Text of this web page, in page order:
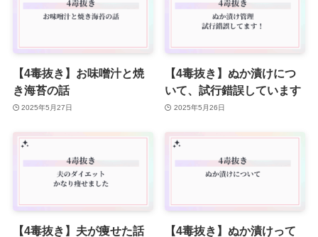
【4毒抜き】お味噌汁と焼
き海苔の話
2025年5月27日
【4毒抜き】ぬか漬けにつ
いて、試行錯誤しています
2025年5月26日
【4毒抜き】夫が痩せた話 【4毒抜き】ぬか漬けって